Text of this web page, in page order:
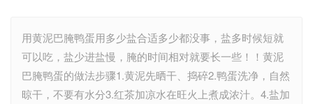
用黄泥巴腌鸭蛋用多少盐合适多少都没事，盐多时候短就
可以吃，盐少进盐慢，腌的时间相对就要长一些！！黄泥
巴腌鸭蛋的做法步骤1.黄泥先晒干、捣碎2.鸭蛋洗净，自然
晾干，不要有水分3.红茶加凉水在旺火上煮成浓汁。4.盐加